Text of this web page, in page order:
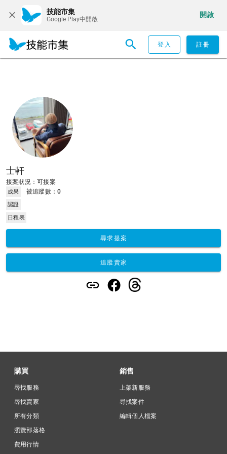
技能市集
Google Play中開啟
開啟
登入 註冊
士軒
接案狀況：可接案
成果 被追蹤數：0
認證
日程表
尋求提案
追蹤賣家
購買
尋找服務
尋找賣家
所有分類
瀏覽部落格
費用行情
銷售
上架新服務
尋找案件
編輯個人檔案